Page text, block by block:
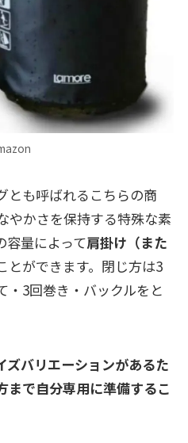
とも呼ばれるこちらの商
やかさを保持する特殊な素
容量によって肩掛け（また
とができます。閉じ方は3
・3回巻き・バックルをと
バリエーションがあるた
まで自分専用に準備するこ